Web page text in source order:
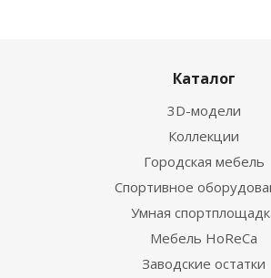
Каталог
3D-модели
Коллекции
Городская мебель
Спортивное
Умная
Мебель HoReCa
Заводские остатки